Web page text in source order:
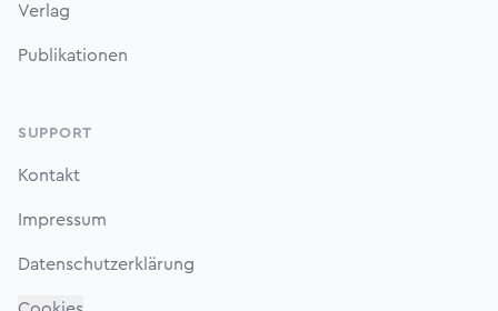
Verlag
Publikationen
SUPPORT
Kontakt
Impressum
Datenschutzerklärung